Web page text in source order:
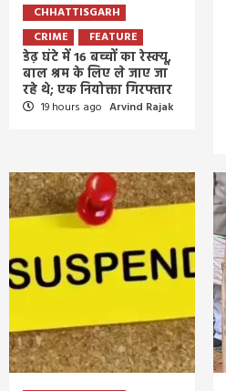
CHHATTISGARH
CRIME
FEATURE
डेढ़ घंटे में 16 बच्चों का रेस्क्यू,
बाल श्रम के लिए ले जाए जा
रहे थे; एक नियोक्ता गिरफ्तार
19 hours ago Arvind Rajak